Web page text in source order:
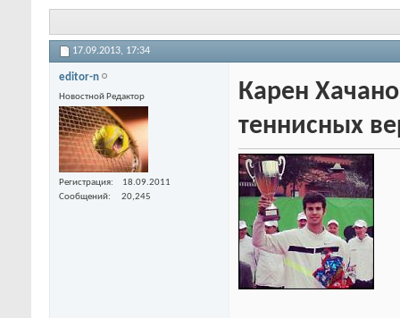
17.09.2013, 17:34
editor-n
Новостной Редактор
Регистрация
18.09.2011
Сообщений
20,245
Карен
теннисных